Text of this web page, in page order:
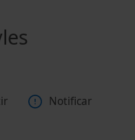
Notificar